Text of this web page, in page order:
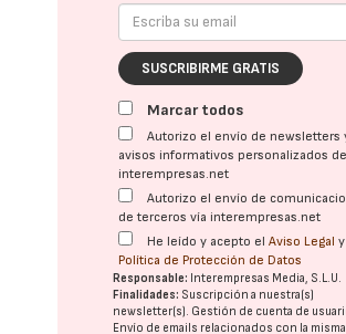
SUSCRIBIRME GRATIS
Marcar todos
Autorizo el envío de newsletters
avisos informativos personalizados de
interempresas.net
Autorizo el envío de
de terceros vía interempresas.net
He leído y acepto elAviso Legal
Política de Protección de Datos
Responsable: Interempresas Media, S.L.U.
Finalidades: Suscripción a nuestra(s)
newsletter(s). Gestión de cuenta de
Envío de emails relacionados con la